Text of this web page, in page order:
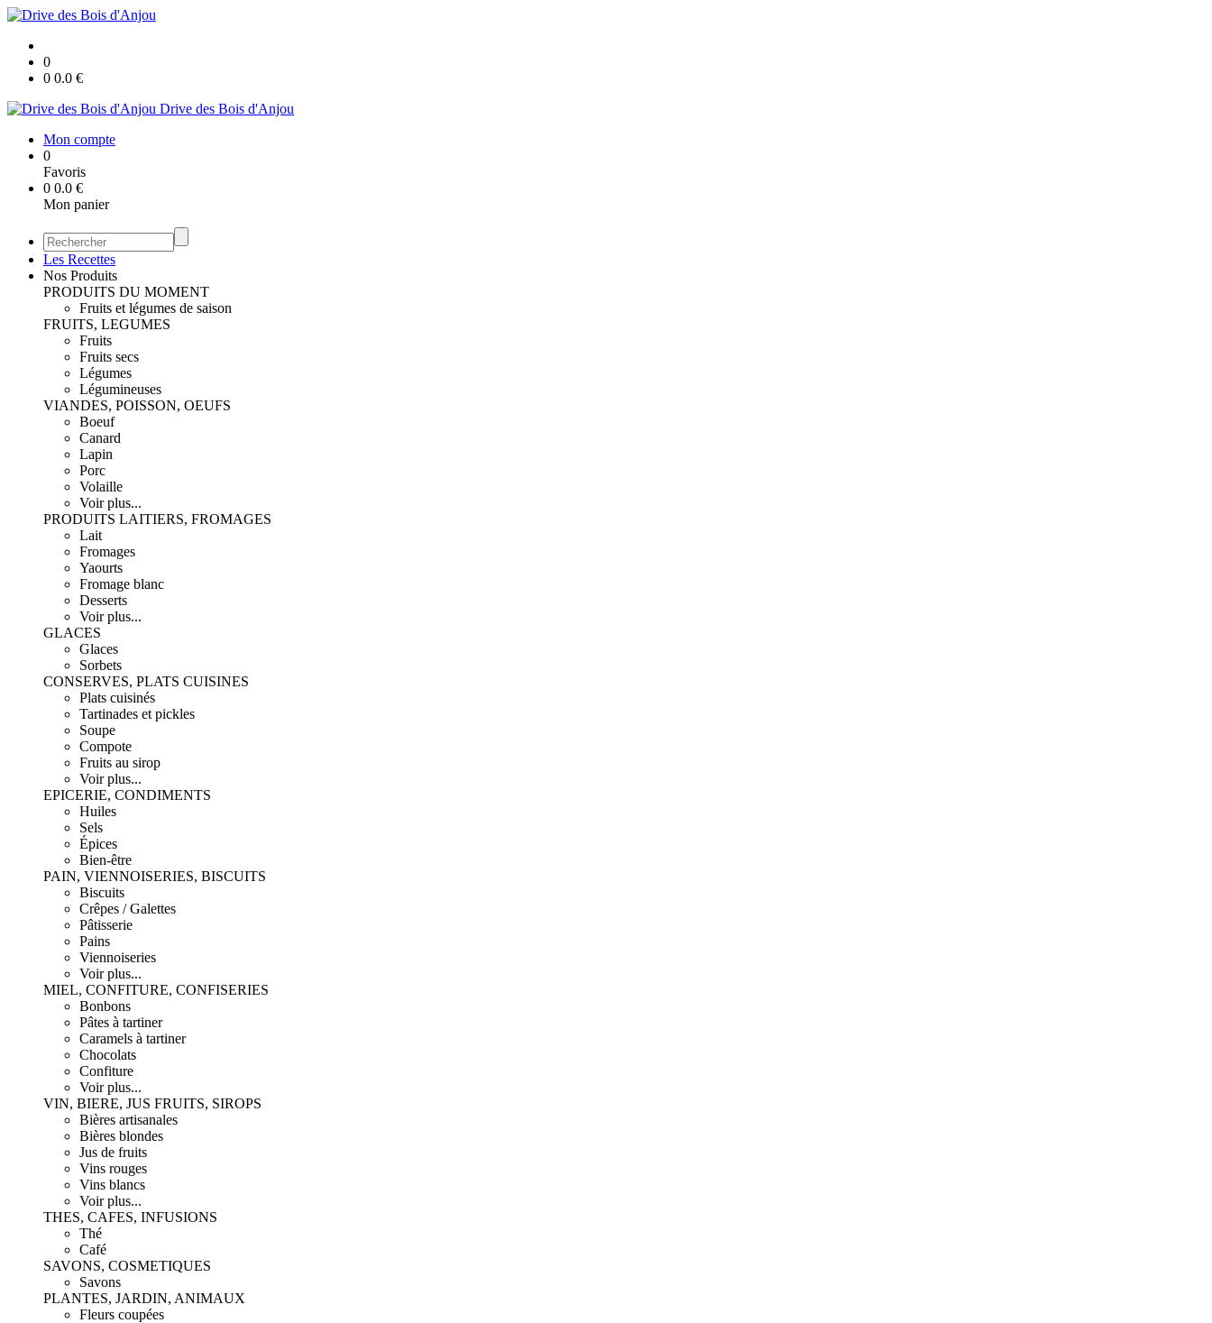
0
0 0.0 €
Drive des Bois d'Anjou
Mon compte
0
Favoris
0 0.0 €
Mon panier
Les Recettes
Nos Produits
PRODUITS DU MOMENT
Fruits et légumes de saison
FRUITS, LEGUMES
Fruits
Fruits secs
Légumes
Légumineuses
VIANDES, POISSON, OEUFS
Boeuf
Canard
Lapin
Porc
Volaille
Voir plus...
PRODUITS LAITIERS, FROMAGES
Lait
Fromages
Yaourts
Fromage blanc
Desserts
Voir plus...
GLACES
Glaces
Sorbets
CONSERVES, PLATS CUISINES
Plats cuisinés
Tartinades et pickles
Soupe
Compote
Fruits au sirop
Voir plus...
EPICERIE, CONDIMENTS
Huiles
Sels
Épices
Bien-être
PAIN, VIENNOISERIES, BISCUITS
Biscuits
Crêpes / Galettes
Pâtisserie
Pains
Viennoiseries
Voir plus...
MIEL, CONFITURE, CONFISERIES
Bonbons
Pâtes à tartiner
Caramels à tartiner
Chocolats
Confiture
Voir plus...
VIN, BIERE, JUS FRUITS, SIROPS
Bières artisanales
Bières blondes
Jus de fruits
Vins rouges
Vins blancs
Voir plus...
THES, CAFES, INFUSIONS
Thé
Café
SAVONS, COSMETIQUES
Savons
PLANTES, JARDIN, ANIMAUX
Fleurs coupées